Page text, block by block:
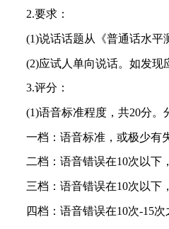
2.要求：
(1)说话话题从《普通话水
(2)应试人单向说话。如发
3.评分：
(1)语音标准程度，共20分。
一档：语音标准，或极少有
二档：语音错误在10次以下
三档：语音错误在10次以下
四档：语音错误在10次-15